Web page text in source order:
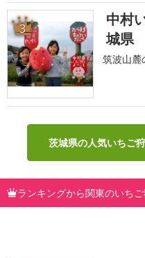
3
中村
城県
筑波山麓
茨城県の人気いちご
ランキングから関東のいち